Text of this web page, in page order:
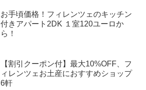
お手頃価格！フィレンツェのキッチン
付きアパート2DK １室120ユーロか
ら！
【割引クーポン付】最大10%OFF、フ
ィレンツェお土産におすすめショップ
6軒